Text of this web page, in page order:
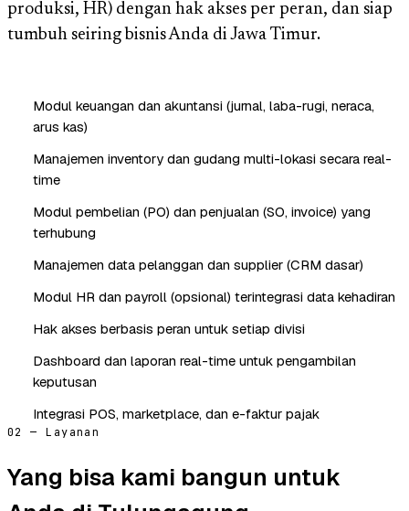
produksi, HR) dengan hak akses per peran, dan siap
tumbuh seiring bisnis Anda di Jawa Timur.
Modul keuangan dan akuntansi (jurnal, laba-rugi, neraca,
arus kas)
Manajemen inventory dan gudang multi-lokasi secara real-
time
Modul pembelian (PO) dan penjualan (SO, invoice) yang
terhubung
Manajemen data pelanggan dan supplier (CRM dasar)
Modul HR dan payroll (opsional) terintegrasi data kehadiran
Hak akses berbasis peran untuk setiap divisi
Dashboard dan laporan real-time untuk pengambilan
keputusan
Integrasi POS, marketplace, dan e-faktur pajak
02 — Layanan
Yang bisa kami bangun untuk